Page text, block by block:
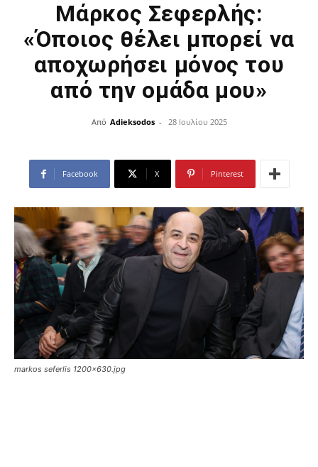
Μάρκος Σεφερλής:
«Όποιος θέλει μπορεί να
αποχωρήσει μόνος του
από την ομάδα μου»
Από Adieksodos - 28 Ιουλίου 2025
Facebook X Pinterest
markos seferlis 1200x630.jpg